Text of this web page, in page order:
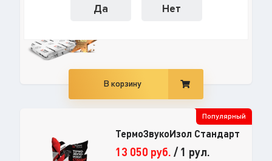
Да Нет
руб./1 рул.
В корзину
Популярный
ТермоЗвукоИзол Стандарт
13 050 руб. /1 рул.